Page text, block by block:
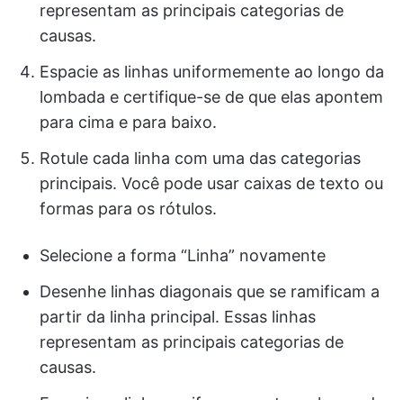
representam as principais categorias de
causas.
Espacie as linhas uniformemente ao longo da
lombada e certifique-se de que elas apontem
para cima e para baixo.
Rotule cada linha com uma das categorias
principais. Você pode usar caixas de texto ou
formas para os rótulos.
Selecione a forma “Linha” novamente
Desenhe linhas diagonais que se ramificam a
partir da linha principal. Essas linhas
representam as principais categorias de
causas.